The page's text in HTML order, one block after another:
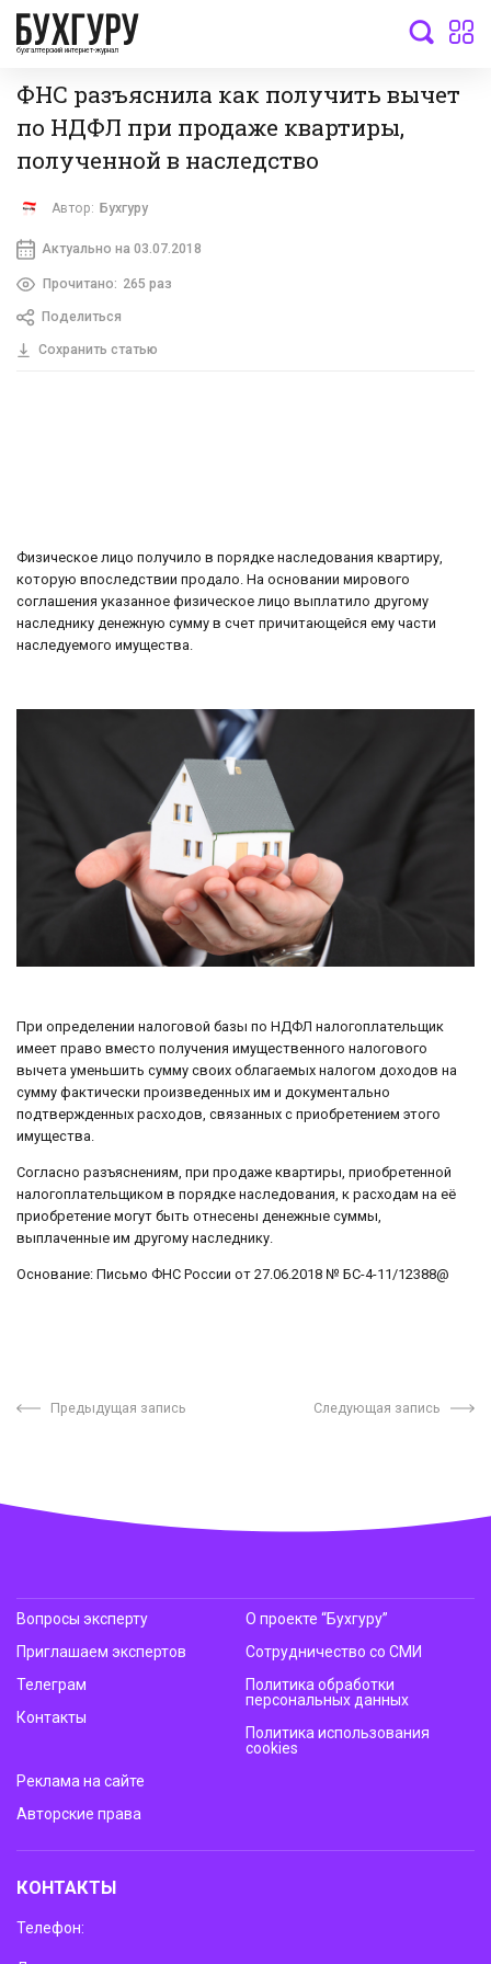
бухгалтерский интернет-журнал
ФНС разъяснила как получить вычет
по НДФЛ при продаже квартиры,
полученной в наследство
Автор: Бухгуру
Актуально на 03.07.2018
Прочитано: 265 раз
Поделиться
Сохранить статью
Физическое лицо получило в порядке наследования квартиру,
которую впоследствии продало. На основании мирового
соглашения указанное физическое лицо выплатило другому
наследнику денежную сумму в счет причитающейся ему части
наследуемого имущества.
При определении налоговой базы по НДФЛ налогоплательщик
имеет право вместо получения имущественного налогового
вычета уменьшить сумму своих облагаемых налогом доходов на
сумму фактически произведенных им и документально
подтвержденных расходов, связанных с приобретением этого
имущества.
Согласно разъяснениям, при продаже квартиры, приобретенной
налогоплательщиком в порядке наследования, к расходам на её
приобретение могут быть отнесены денежные суммы,
выплаченные им другому наследнику.
Основание: Письмо ФНС России от 27.06.2018 № БС-4-11/12388@
Предыдущая запись Следующая запись
Вопросы эксперту
Приглашаем экспертов
Телеграм
Контакты
О проекте “Бухгуру”
Сотрудничество со СМИ
Политика обработки
персональных данных
Политика использования
cookies
Реклама на сайте
Авторские права
КОНТАКТЫ
Телефон: